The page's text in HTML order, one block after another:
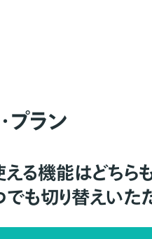
プラン
る機能はどちらも
も切り替えいただ